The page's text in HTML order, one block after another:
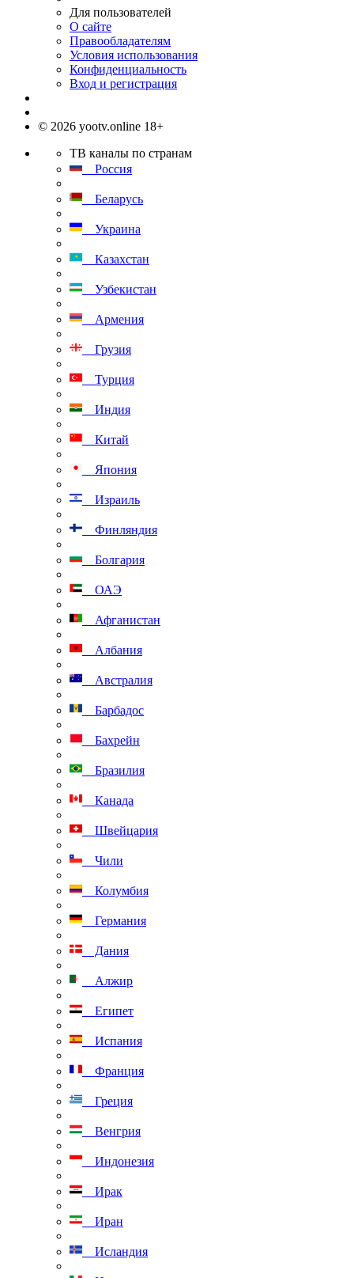
Для пользователей
О сайте
Правообладателям
Условия использования
Конфиденциальность
Вход и регистрация
© 2026 yootv.online 18+
ТВ каналы по странам
Россия
Беларусь
Украина
Казахстан
Узбекистан
Армения
Грузия
Турция
Индия
Китай
Япония
Израиль
Финляндия
Болгария
ОАЭ
Афганистан
Албания
Австралия
Барбадос
Бахрейн
Бразилия
Канада
Швейцария
Чили
Колумбия
Германия
Дания
Алжир
Египет
Испания
Франция
Греция
Венгрия
Индонезия
Ирак
Иран
Исландия